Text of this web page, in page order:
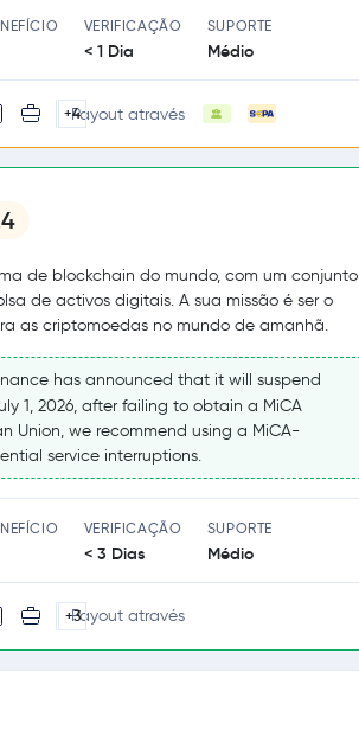
VERIFICAÇÃO
< 1 Dia
SUPORTE
Médio
+4Payout através
de blockchain do mundo, com um conjunto
de activos digitais. A sua missão é ser o
as criptomoedas no mundo de amanhã.
has announced that it will suspend
1, 2026, after failing to obtain a MiCA
Union, we recommend using a MiCA-
service interruptions.
VERIFICAÇÃO
< 3 Dias
SUPORTE
Médio
+3Payout através